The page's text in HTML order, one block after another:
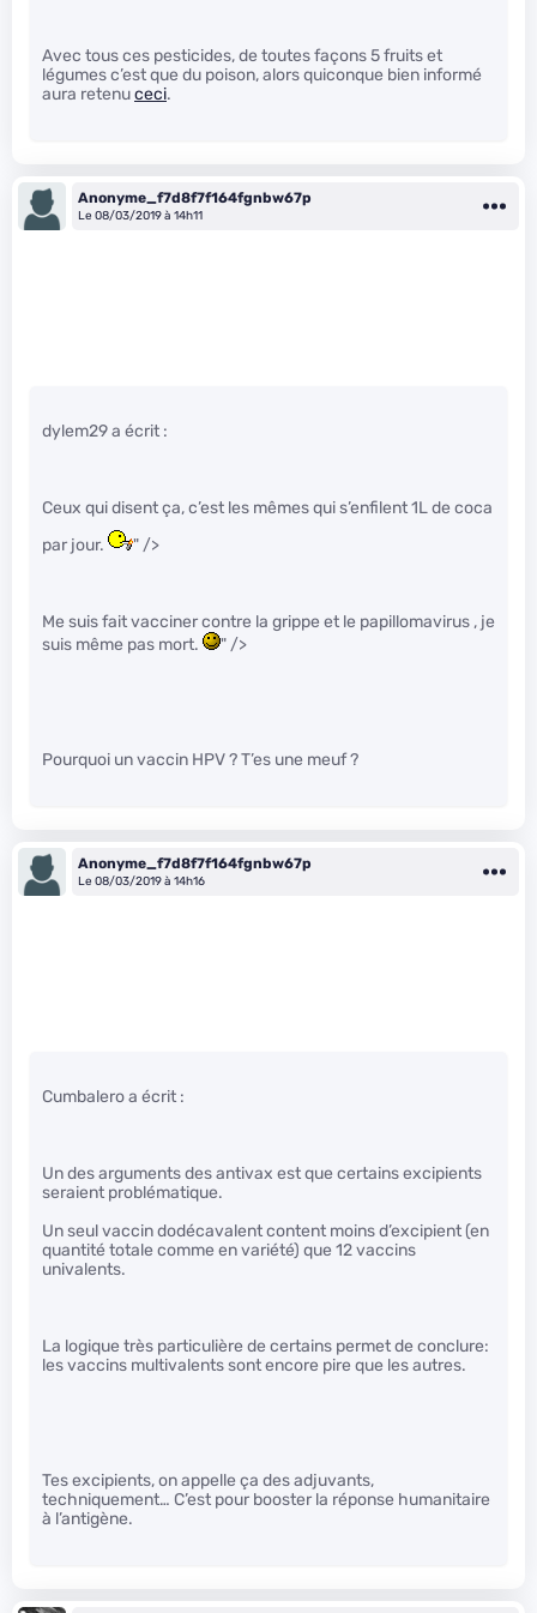
Avec tous ces pesticides, de toutes façons 5 fruits et
légumes c’est que du poison, alors quiconque bien informé
aura retenuceci.
Anonyme_f7d8f7f164fgnbw67p
Le 08/03/2019 à 14h11
dylem29 a écrit :
Ceux qui disent ça, c’est les mêmes qui s’enfilent 1L de coca
par jour.
" />
Me suis fait vacciner contre la grippe et le papillomavirus , je
suis même pas mort.
" />
Pourquoi un vaccin HPV ? T’es une meuf ?
Anonyme_f7d8f7f164fgnbw67p
Le 08/03/2019 à 14h16
Cumbalero a écrit :
Un des arguments des antivax est que certains excipients
seraient problématique.
Un seul vaccin dodécavalent content moins d’excipient (en
quantité totale comme en variété) que 12 vaccins
univalents.
La logique très particulière de certains permet de conclure:
les vaccins multivalents sont encore pire que les autres.
Tes excipients, on appelle ça des adjuvants,
techniquement… C’est pour booster la réponse humanitaire
à l’antigène.